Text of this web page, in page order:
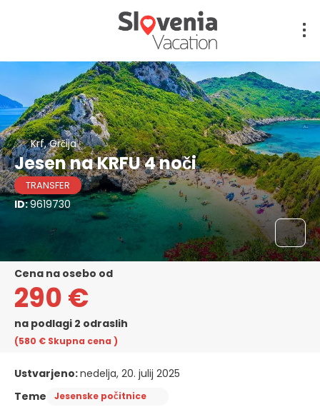
Krf, Grčija
Jesen na KRFU 4 noči
TRANSFER
ID:9619730
cena na osebo od
290 €
na podlagi 2 odraslih
(580 € Skupna cena )
Ustvarjeno:nedelja, 20. julij 2025
Teme
Jesenske počitnice